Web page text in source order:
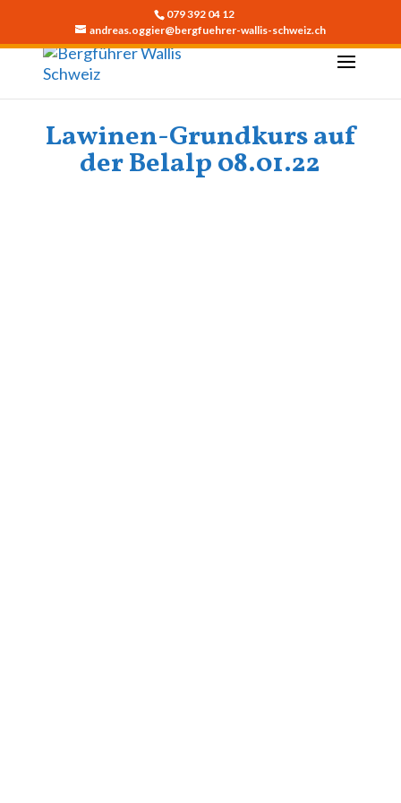
079 392 04 12
andreas.oggier@bergfuehrer-wallis-schweiz.ch
Lawinen-Grundkurs auf
der Belalp 08.01.22